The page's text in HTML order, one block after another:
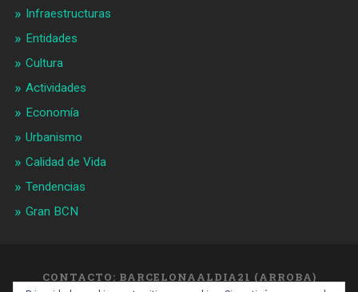
Infraestructuras
Entidades
Cultura
Actividades
Economía
Urbanismo
Calidad de Vida
Tendencias
Gran BCN
CONTACTO: BARCELONAALDIA21 (ARROBA)
GMAIL.COM